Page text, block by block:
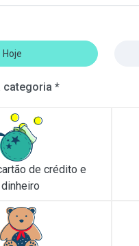
Hoje
categoria *
de crédito e
dinheiro